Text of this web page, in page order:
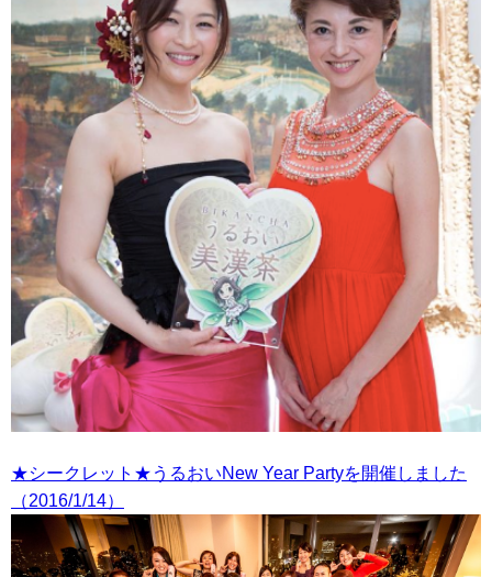
★シークレット★うるおいNew Year Partyを開催しました
（2016/1/14）